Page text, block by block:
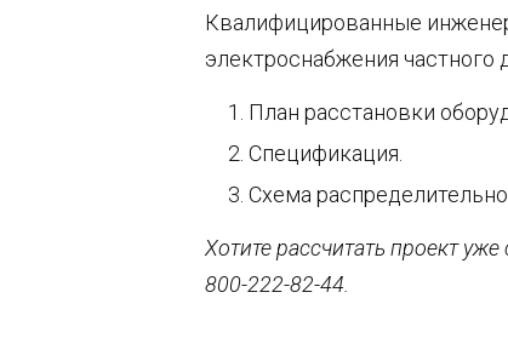
Квалифицированные
электроснабжения
План расстановки
Спецификация.
Схема
Хотите рассчитать проект
800-222-82-44.